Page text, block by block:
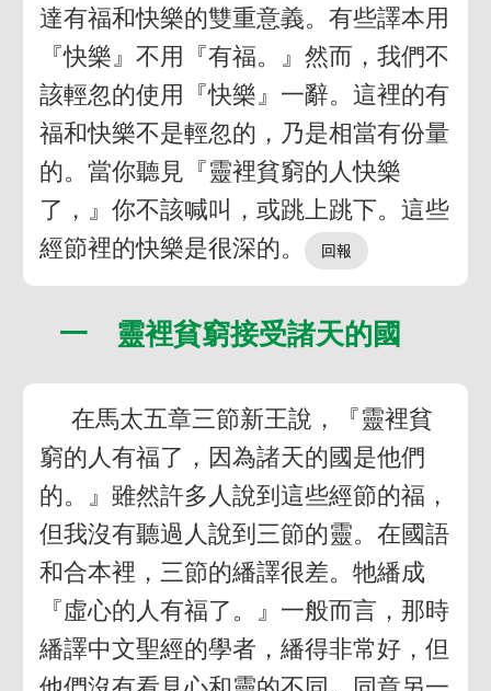
達有福和快樂的雙重意義。有些譯本用
『快樂』不用『有福。』然而，我們不
該輕忽的使用『快樂』一辭。這裡的有
福和快樂不是輕忽的，乃是相當有份量
的。當你聽見『靈裡貧窮的人快樂
了，』你不該喊叫，或跳上跳下。這些
經節裡的快樂是很深的。
一 靈裡貧窮接受諸天的國
在馬太五章三節新王說，『靈裡貧
窮的人有福了，因為諸天的國是他們
的。』雖然許多人說到這些經節的福，
但我沒有聽過人說到三節的靈。在國語
和合本裡，三節的繙譯很差。牠繙成
『虛心的人有福了。』一般而言，那時
繙譯中文聖經的學者，繙得非常好，但